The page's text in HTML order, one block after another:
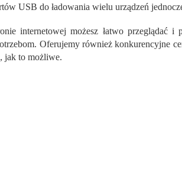
o
k
i
USB do ładowania wielu urządzeń
internetowej możesz łatwo
Oferujemy również konkurencyjne
jak to możliwe.